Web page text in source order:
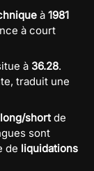
à 1981
à court
à 36.28.
traduit une
shortde
sont
de liquidations